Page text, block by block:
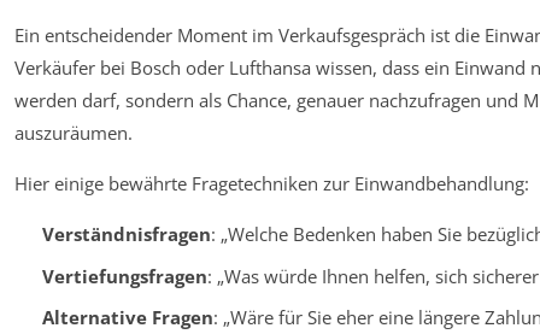
Ein entscheidender Moment im Verkaufsgespräch ist die
Verkäufer bei Bosch oder Lufthansa wissen, dass ein Einwand
werden darf, sondern als Chance, genauer nachzufragen und
auszuräumen.
Hier einige bewährte Fragetechniken zur Einwandbehandlung:
Verständnisfragen: „Welche Bedenken haben Sie
Vertiefungsfragen: „Was würde Ihnen helfen, sich
Alternative Fragen: „Wäre für Sie eher eine längere